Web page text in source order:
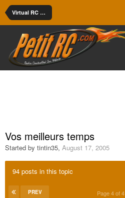
Virtual RC Racing
Vos meilleurs temps
Started by tintin35, August 17, 2005
94 posts in this topic
PREV Page 4 of 4